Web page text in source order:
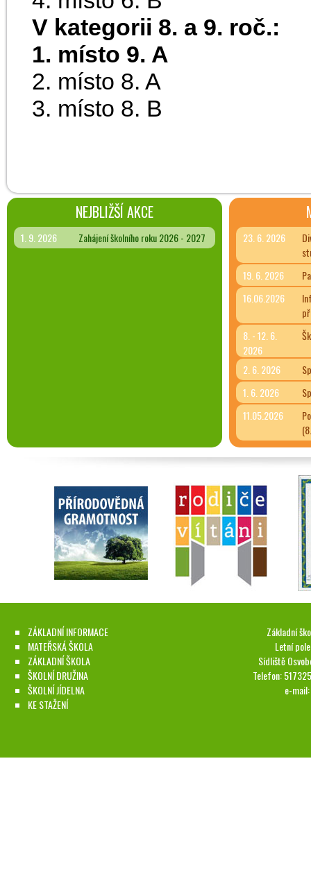
V kategorii 8. a 9. roč.:
1. místo 9. A
2. místo 8. A
3. místo 8. B
NEJBLIŽŠÍ AKCE
1. 9. 2026 Zahájení školního roku 2026 - 2027 23. 6. 2026
19. 6. 2026
16.06.2026
8. - 12. 6.
2026
2. 6. 2026
1. 6. 2026
11.05.2026
ZÁKLADNÍ INFORMACE
MATEŘSKÁ ŠKOLA
ZÁKLADNÍ ŠKOLA
ŠKOLNÍ DRUŽINA
ŠKOLNÍ JÍDELNA
KE STAŽENÍ
Základní
Letní
Sídliště
Telefon:
e-mail: